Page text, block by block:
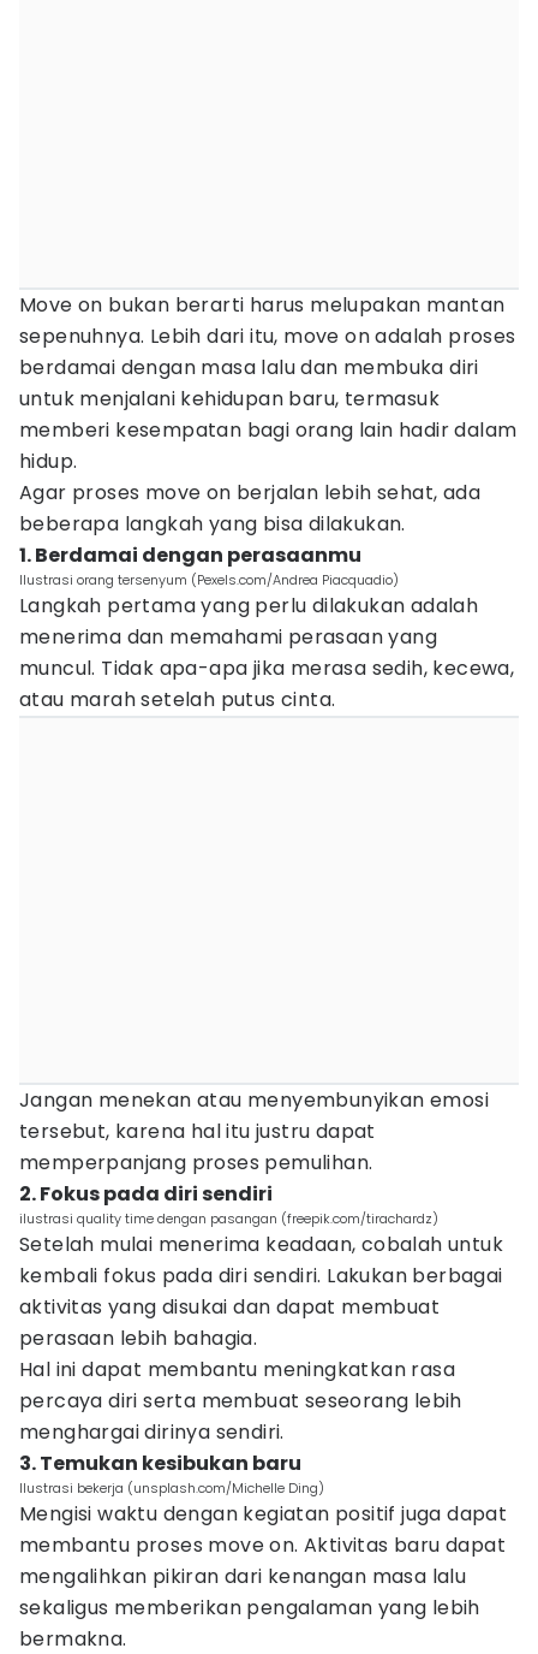
Move on bukan berarti harus melupakan mantan
sepenuhnya. Lebih dari itu, move on adalah proses
berdamai dengan masa lalu dan membuka diri
untuk menjalani kehidupan baru, termasuk
memberi kesempatan bagi orang lain hadir dalam
hidup.
Agar proses move on berjalan lebih sehat, ada
beberapa langkah yang bisa dilakukan.
1. Berdamai dengan perasaanmu
Ilustrasi orang tersenyum (Pexels.com/Andrea Piacquadio)
Langkah pertama yang perlu dilakukan adalah
menerima dan memahami perasaan yang
muncul. Tidak apa-apa jika merasa sedih, kecewa,
atau marah setelah putus cinta.
Jangan menekan atau menyembunyikan emosi
tersebut, karena hal itu justru dapat
memperpanjang proses pemulihan.
2. Fokus pada diri sendiri
ilustrasi quality time dengan pasangan (freepik.com/tirachardz)
Setelah mulai menerima keadaan, cobalah untuk
kembali fokus pada diri sendiri. Lakukan berbagai
aktivitas yang disukai dan dapat membuat
perasaan lebih bahagia.
Hal ini dapat membantu meningkatkan rasa
percaya diri serta membuat seseorang lebih
menghargai dirinya sendiri.
3. Temukan kesibukan baru
Ilustrasi bekerja (unsplash.com/Michelle Ding)
Mengisi waktu dengan kegiatan positif juga dapat
membantu proses move on. Aktivitas baru dapat
mengalihkan pikiran dari kenangan masa lalu
sekaligus memberikan pengalaman yang lebih
bermakna.